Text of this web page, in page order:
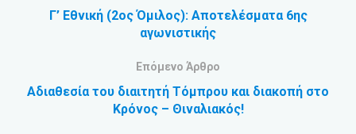
Γ’ Εθνική (2ος Όμιλος): Αποτελέσματα 6ης
αγωνιστικής
Επόμενο Άρθρο
Αδιαθεσία του διαιτητή Τόμπρου και διακοπή στο
Κρόνος – Θιναλιακός!